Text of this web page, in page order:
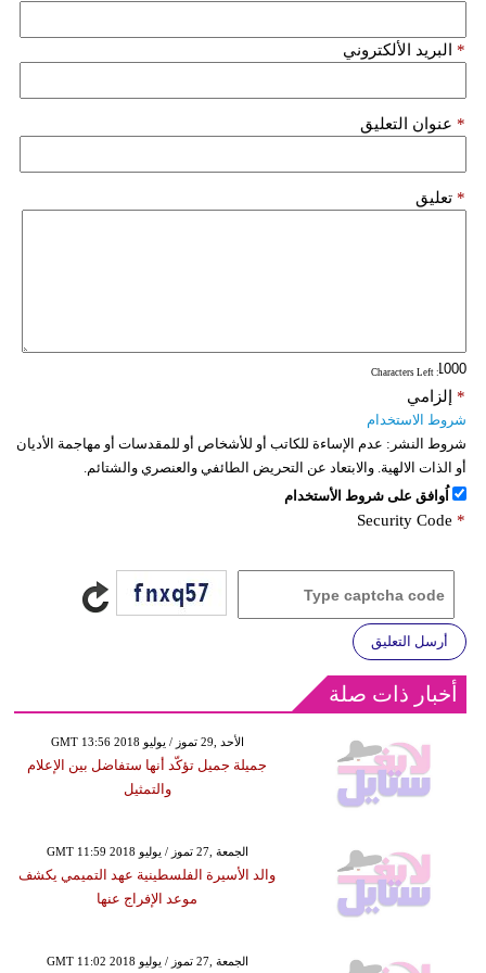
البريد الألكتروني *
عنوان التعليق *
تعليق *
: Characters Left
إلزامي *
شروط الاستخدام
شروط النشر: عدم الإساءة للكاتب أو للأشخاص أو للمقدسات أو مهاجمة الأديان
أو الذات الالهية. والابتعاد عن التحريض الطائفي والعنصري والشتائم.
اُوافق على شروط الأستخدام
Security Code *
أرسل التعليق
أخبار ذات صلة
GMT 13:56 2018 الأحد ,29 تموز / يوليو
جميلة جميل تؤكّد أنها ستفاضل بين الإعلام
والتمثيل
GMT 11:59 2018 الجمعة ,27 تموز / يوليو
والد الأسيرة الفلسطينية عهد التميمي يكشف
موعد الإفراج عنها
GMT 11:02 2018 الجمعة ,27 تموز / يوليو